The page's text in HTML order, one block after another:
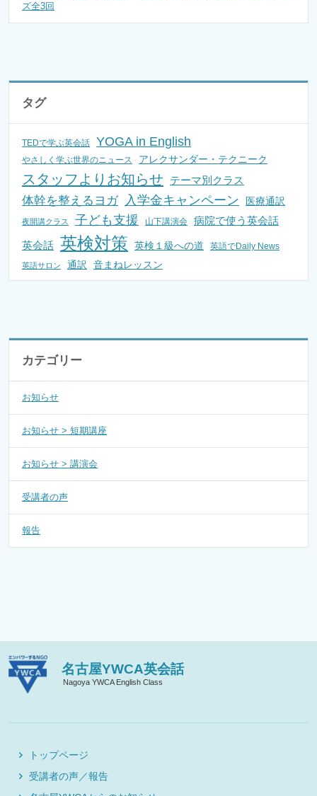
ズ全3回
タグ
TEDで学ぶ英会話 YOGA in English
やさしく学ぶ世界のニュース アレクサンダー・テクニーク
スタッフよりお知らせ テーマ別クラス
体幹を整えるヨガ 入学金キャンペーン 医療通訳
夜開講クラス 子ども支援 山下講演会 病院で使う英会話
英会話 英検対策 英検１級への道 英語でDaily News
英語サロン 通訳 音まねレッスン
カテゴリー
お知らせ
お知らせ > 短期講座
お知らせ > 講演会
受講者の声
報告
名古屋YWCA英会話
Nagoya YWCA English Class
トップページ
受講者の声／報告